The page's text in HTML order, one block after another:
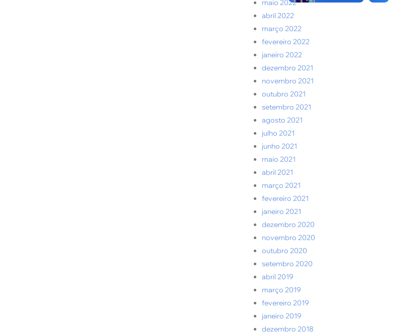
maio 2022
abril 2022
março 2022
fevereiro 2022
janeiro 2022
dezembro 2021
novembro 2021
outubro 2021
setembro 2021
agosto 2021
julho 2021
junho 2021
maio 2021
abril 2021
março 2021
fevereiro 2021
janeiro 2021
dezembro 2020
novembro 2020
outubro 2020
setembro 2020
abril 2019
março 2019
fevereiro 2019
janeiro 2019
dezembro 2018